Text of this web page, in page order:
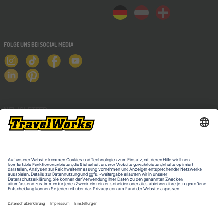
FOLGE UNS BEI SOCIAL MEDIA
NEWSLETTER